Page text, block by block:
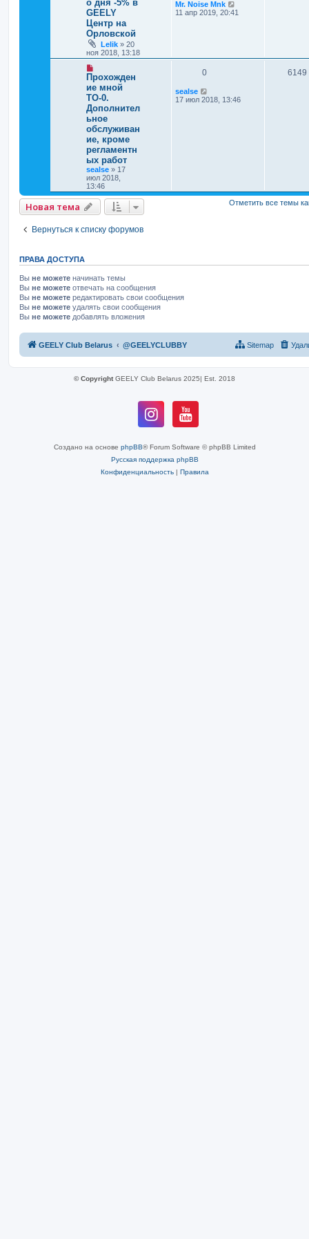
о дня -5% в
GEELY
Центр на
Орловской
Lelik » 20
ноя 2018, 13:18
Mr. Noise Mnk
11 апр 2019, 20:41
Прохожден
ие мной
ТО-0.
Дополнител
ьное
обслуживан
ие, кроме
регламентн
ых работ
sealse » 17
июл 2018,
13:46
0 6149
sealse
17 июл 2018, 13:46
Новая тема Отметить все темы
Вернуться к списку форумов
ПРАВА ДОСТУПА
Вы не можете начинать темы
Вы не можете отвечать на сообщения
Вы не можете редактировать свои сообщения
Вы не можете удалять свои сообщения
Вы не можете добавлять вложения
GEELY Club Belarus @GEELYCLUBBY Sitemap
© CopyrightGEELY Club Belarus 2025| Est. 2018
Создано на основе phpBB® Forum Software © phpBB Limited
Русская поддержка phpBB
Конфиденциальность| Правила